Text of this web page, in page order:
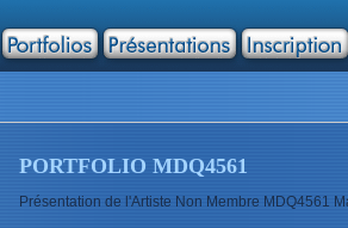
PORTFOLIO MDQ4561
Présentation de l'Artiste Non Membre MDQ4561